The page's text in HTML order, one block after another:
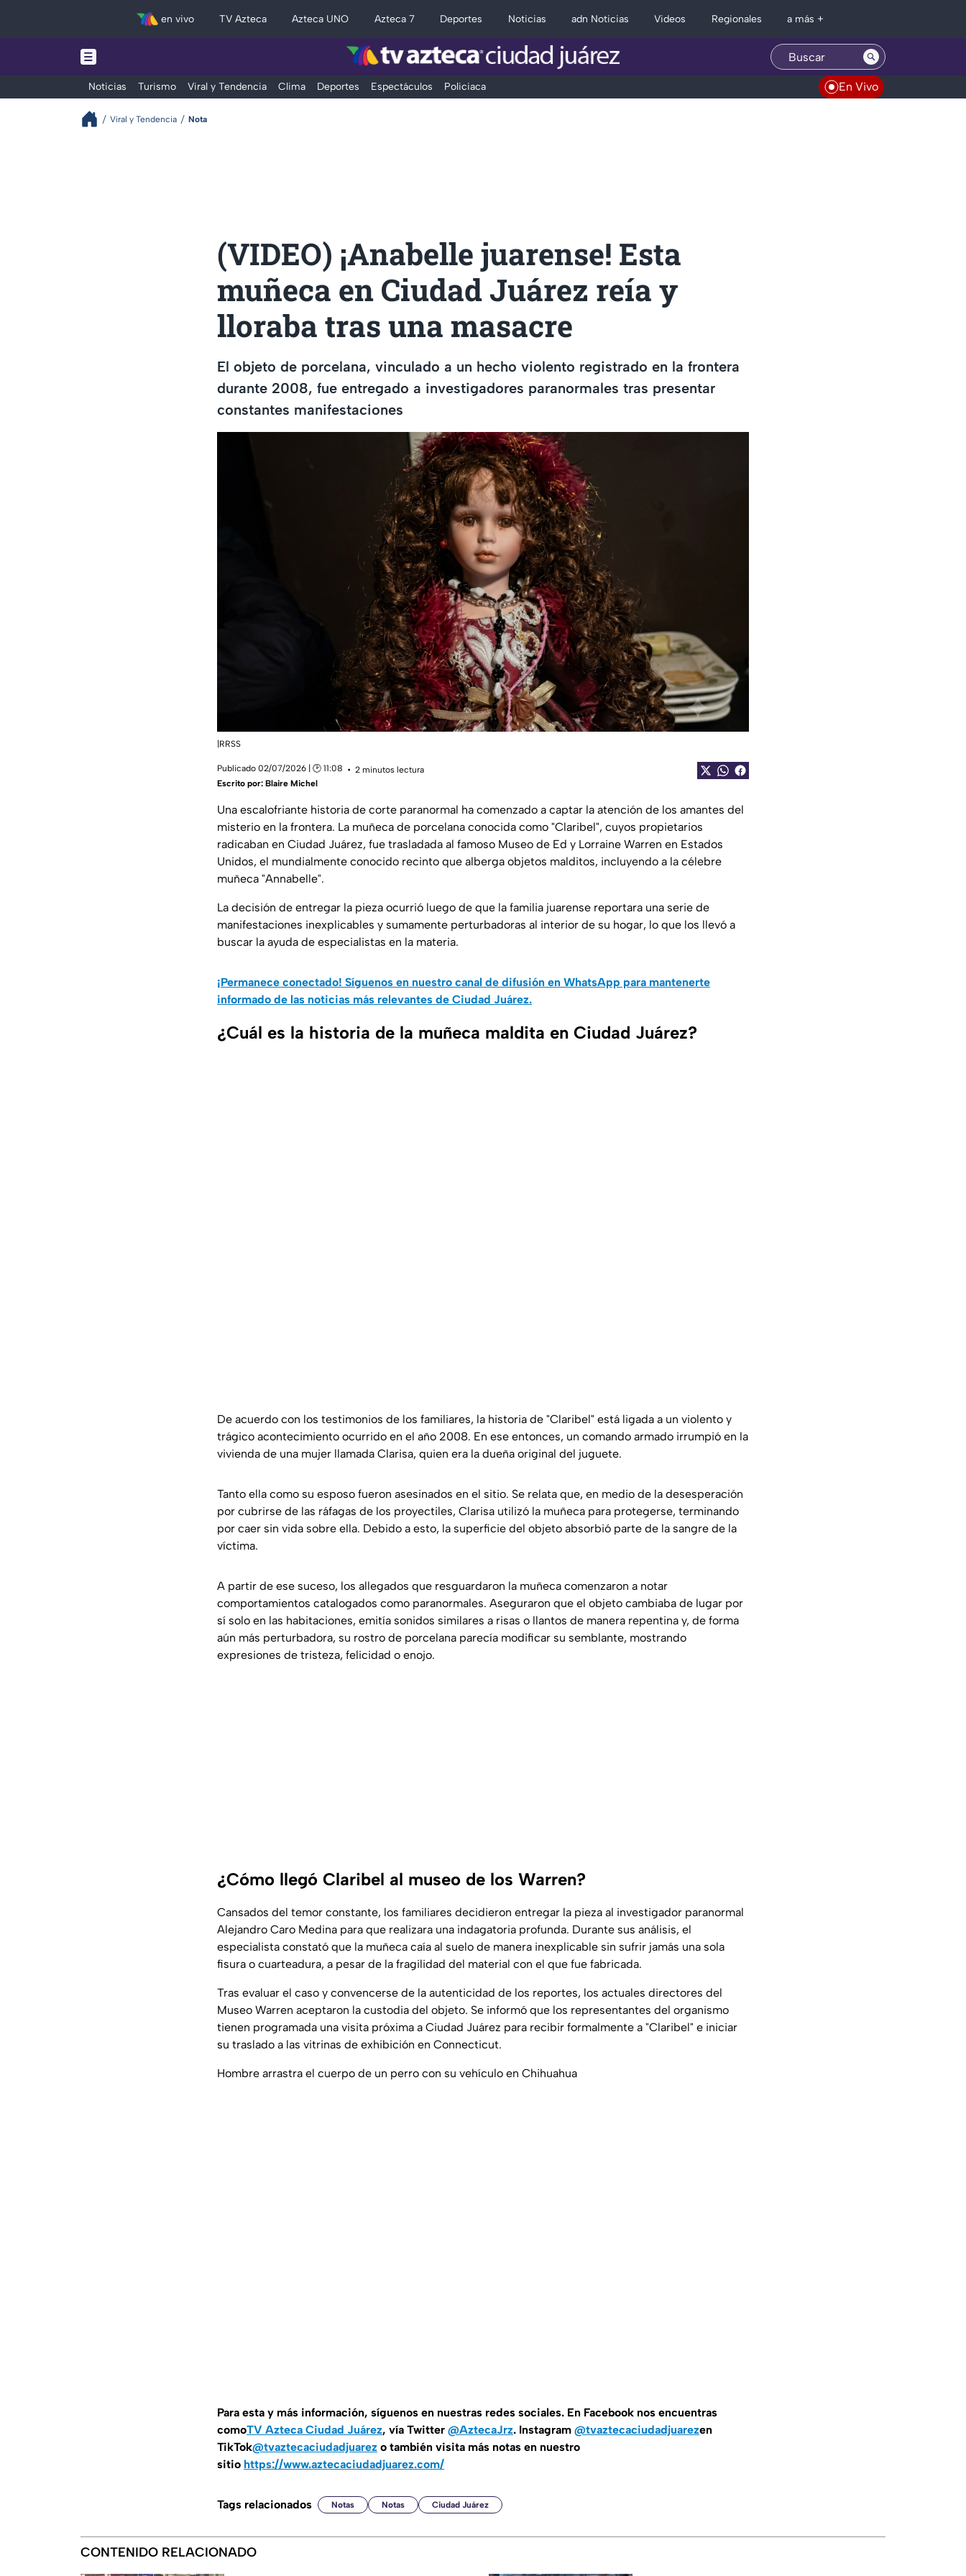
en vivo TV Azteca Azteca UNO Azteca 7 Deportes Noticias adn Noticias Videos Regionales a más +
Noticias Turismo Viral y Tendencia Clima Deportes Espectáculos Policiaca En Vivo
Viral y Tendencia Nota
(VIDEO) ¡Anabelle juarense! Esta
muñeca en Ciudad Juárez reía y
lloraba tras una masacre
El objeto de porcelana, vinculado a un hecho violento registrado en la frontera
durante 2008, fue entregado a investigadores paranormales tras presentar
constantes manifestaciones
|RRSS
Publicado 02/07/2026 | 🕑 11:08
2 minutos lectura
Escrito por: Blaire Michel
Una escalofriante historia de corte paranormal ha comenzado a captar la atención de los amantes del
misterio en la frontera. La muñeca de porcelana conocida como "Claribel", cuyos propietarios
radicaban en Ciudad Juárez, fue trasladada al famoso Museo de Ed y Lorraine Warren en Estados
Unidos, el mundialmente conocido recinto que alberga objetos malditos, incluyendo a la célebre
muñeca "Annabelle".
La decisión de entregar la pieza ocurrió luego de que la familia juarense reportara una serie de
manifestaciones inexplicables y sumamente perturbadoras al interior de su hogar, lo que los llevó a
buscar la ayuda de especialistas en la materia.
¡Permanece conectado! Síguenos en nuestro canal de difusión en WhatsApp para mantenerte
informado de las noticias más relevantes de Ciudad Juárez.
¿Cuál es la historia de la muñeca maldita en Ciudad Juárez?
De acuerdo con los testimonios de los familiares, la historia de "Claribel" está ligada a un violento y
trágico acontecimiento ocurrido en el año 2008. En ese entonces, un comando armado irrumpió en la
vivienda de una mujer llamada Clarisa, quien era la dueña original del juguete.
Tanto ella como su esposo fueron asesinados en el sitio. Se relata que, en medio de la desesperación
por cubrirse de las ráfagas de los proyectiles, Clarisa utilizó la muñeca para protegerse, terminando
por caer sin vida sobre ella. Debido a esto, la superficie del objeto absorbió parte de la sangre de la
víctima.
A partir de ese suceso, los allegados que resguardaron la muñeca comenzaron a notar
comportamientos catalogados como paranormales. Aseguraron que el objeto cambiaba de lugar por
sí solo en las habitaciones, emitía sonidos similares a risas o llantos de manera repentina y, de forma
aún más perturbadora, su rostro de porcelana parecía modificar su semblante, mostrando
expresiones de tristeza, felicidad o enojo.
¿Cómo llegó Claribel al museo de los Warren?
Cansados del temor constante, los familiares decidieron entregar la pieza al investigador paranormal
Alejandro Caro Medina para que realizara una indagatoria profunda. Durante sus análisis, el
especialista constató que la muñeca caía al suelo de manera inexplicable sin sufrir jamás una sola
fisura o cuarteadura, a pesar de la fragilidad del material con el que fue fabricada.
Tras evaluar el caso y convencerse de la autenticidad de los reportes, los actuales directores del
Museo Warren aceptaron la custodia del objeto. Se informó que los representantes del organismo
tienen programada una visita próxima a Ciudad Juárez para recibir formalmente a "Claribel" e iniciar
su traslado a las vitrinas de exhibición en Connecticut.
Hombre arrastra el cuerpo de un perro con su vehículo en Chihuahua
Para esta y más información, síguenos en nuestras redes sociales. En Facebook nos encuentras
comoTV Azteca Ciudad Juárez, vía Twitter @AztecaJrz. Instagram @tvaztecaciudadjuarezen
TikTok@tvaztecaciudadjuarez o también visita más notas en nuestro
sitio https://www.aztecaciudadjuarez.com/
Tags relacionados Notas Notas Ciudad Juárez
CONTENIDO RELACIONADO